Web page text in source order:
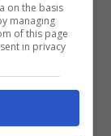
l’errato
on the basis
managing
of this page
in privacy